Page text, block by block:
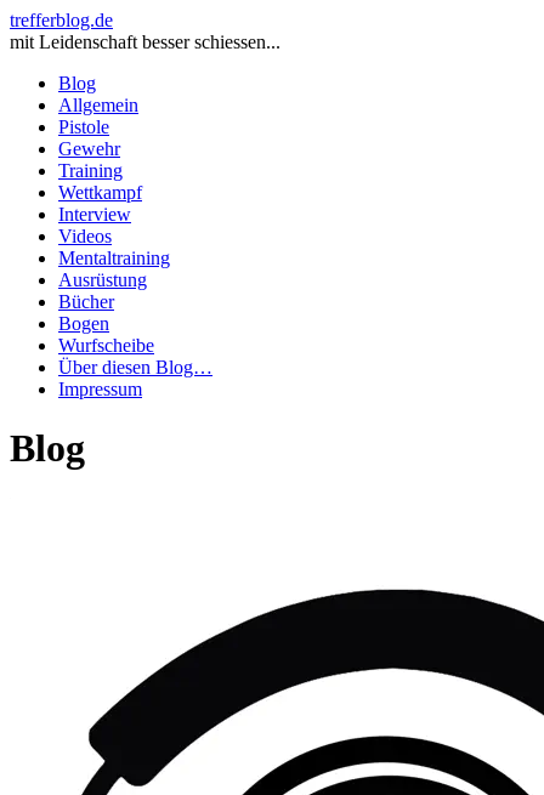
trefferblog.de
mit Leidenschaft besser schiessen...
Blog
Allgemein
Pistole
Gewehr
Training
Wettkampf
Interview
Videos
Mentaltraining
Ausrüstung
Bücher
Bogen
Wurfscheibe
Über diesen Blog…
Impressum
Blog